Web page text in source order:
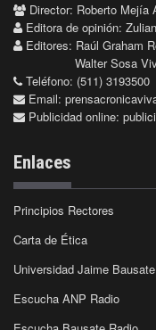
Director: Roberto Mejía
Editora de opinión:
Editores: Raúl Graham
Walter Sosa
Teléfono: (511) 3193500
Email:
Publicidad online:
Enlaces
Principios Rectores
Carta de Ética
Universidad Jaime
Escucha ANP Radio